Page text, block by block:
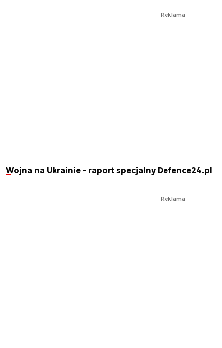
Reklama
Wojna na Ukrainie - raport specjalny Defence24.pl
Reklama